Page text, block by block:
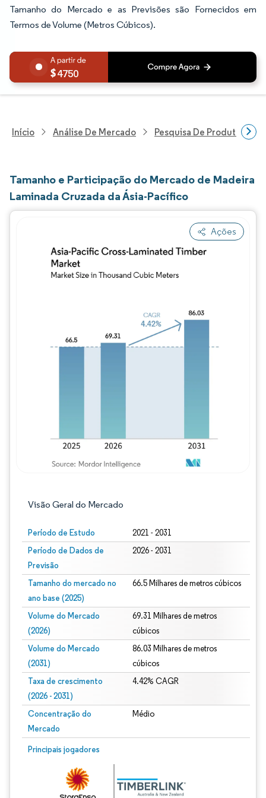
Tamanho do Mercado e as Previsões são Fornecidos em
Termos de Volume (Metros Cúbicos).
4750
Início Análise De Mercado Pesquisa De Produtos
Tamanho e Participação do Mercado de Madeira
Laminada Cruzada da Ásia-Pacífico
Ações
Visão Geral do Mercado
Período de Estudo 2021 - 2031
Período de Dados de
Previsão
2026 - 2031
Tamanho do mercado no
ano base (2025)
66.5 Milhares de metros cúbicos
Volume do Mercado
(2026)
69.31 Milhares de metros
cúbicos
Volume do Mercado
(2031)
86.03 Milhares de metros
cúbicos
Taxa de crescimento
(2026 - 2031)
4.42% CAGR
Concentração do
Mercado
Médio
Principais jogadores
Imagem © Mordor Intelligence. O reuso requer atribuição conforme CC BY 4.0.